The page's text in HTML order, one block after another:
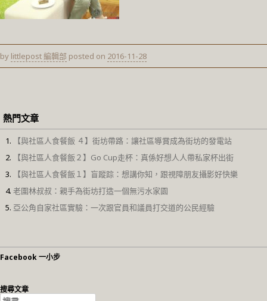
by littlepost 編輯部 posted on 2016-11-28
熱門文章
【與社區人食餐飯 ４】街坊帶路：讓社區導賞成為街坊的發電站
【與社區人食餐飯２】Go Cup走杯：真係好想人人帶私家杯出街
【與社區人食餐飯１】盲蹤踪：想講你知，跟視障朋友攝影好快樂
老圍林叔叔：親手為街坊打造一個無污水家園
亞公角自家社區實驗：一次跟官員和議員打交道的公民經驗
Facebook 一小步
搜尋文章
搜